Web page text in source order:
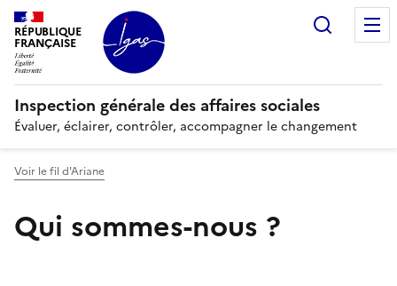
Panneau de gestion des cookies
RÉPUBLIQUE
FRANÇAISE
Inspection générale des affaires sociales
Évaluer, éclairer, contrôler, accompagner le changement
Voir le fil d'Ariane
Qui sommes-nous ?